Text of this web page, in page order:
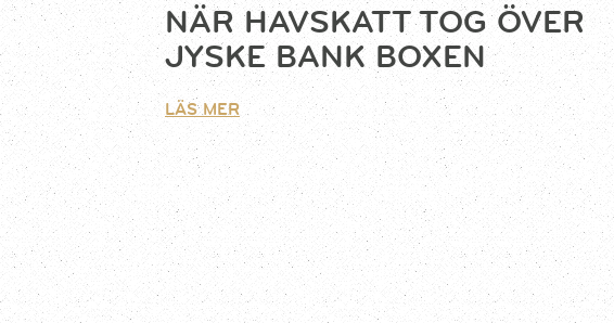
NÄR HAVSKATT TOG ÖVER
JYSKE BANK BOXEN
LÄS MER